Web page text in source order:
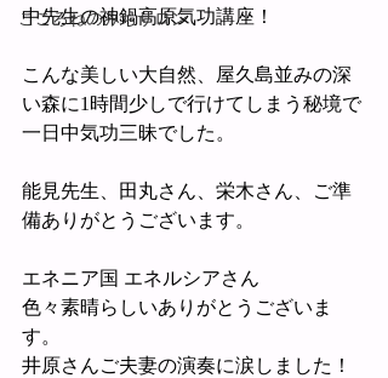
こころねのみちサロン
中先生の神鍋高原気功講座！
こんな美しい大自然、屋久島並みの深
い森に1時間少しで行けてしまう秘境で
一日中気功三昧でした。
能見先生、田丸さん、栄木さん、ご準
備ありがとうございます。
エネニア国 エネルシアさん
色々素晴らしいありがとうございま
す。
井原さんご夫妻の演奏に涙しました！